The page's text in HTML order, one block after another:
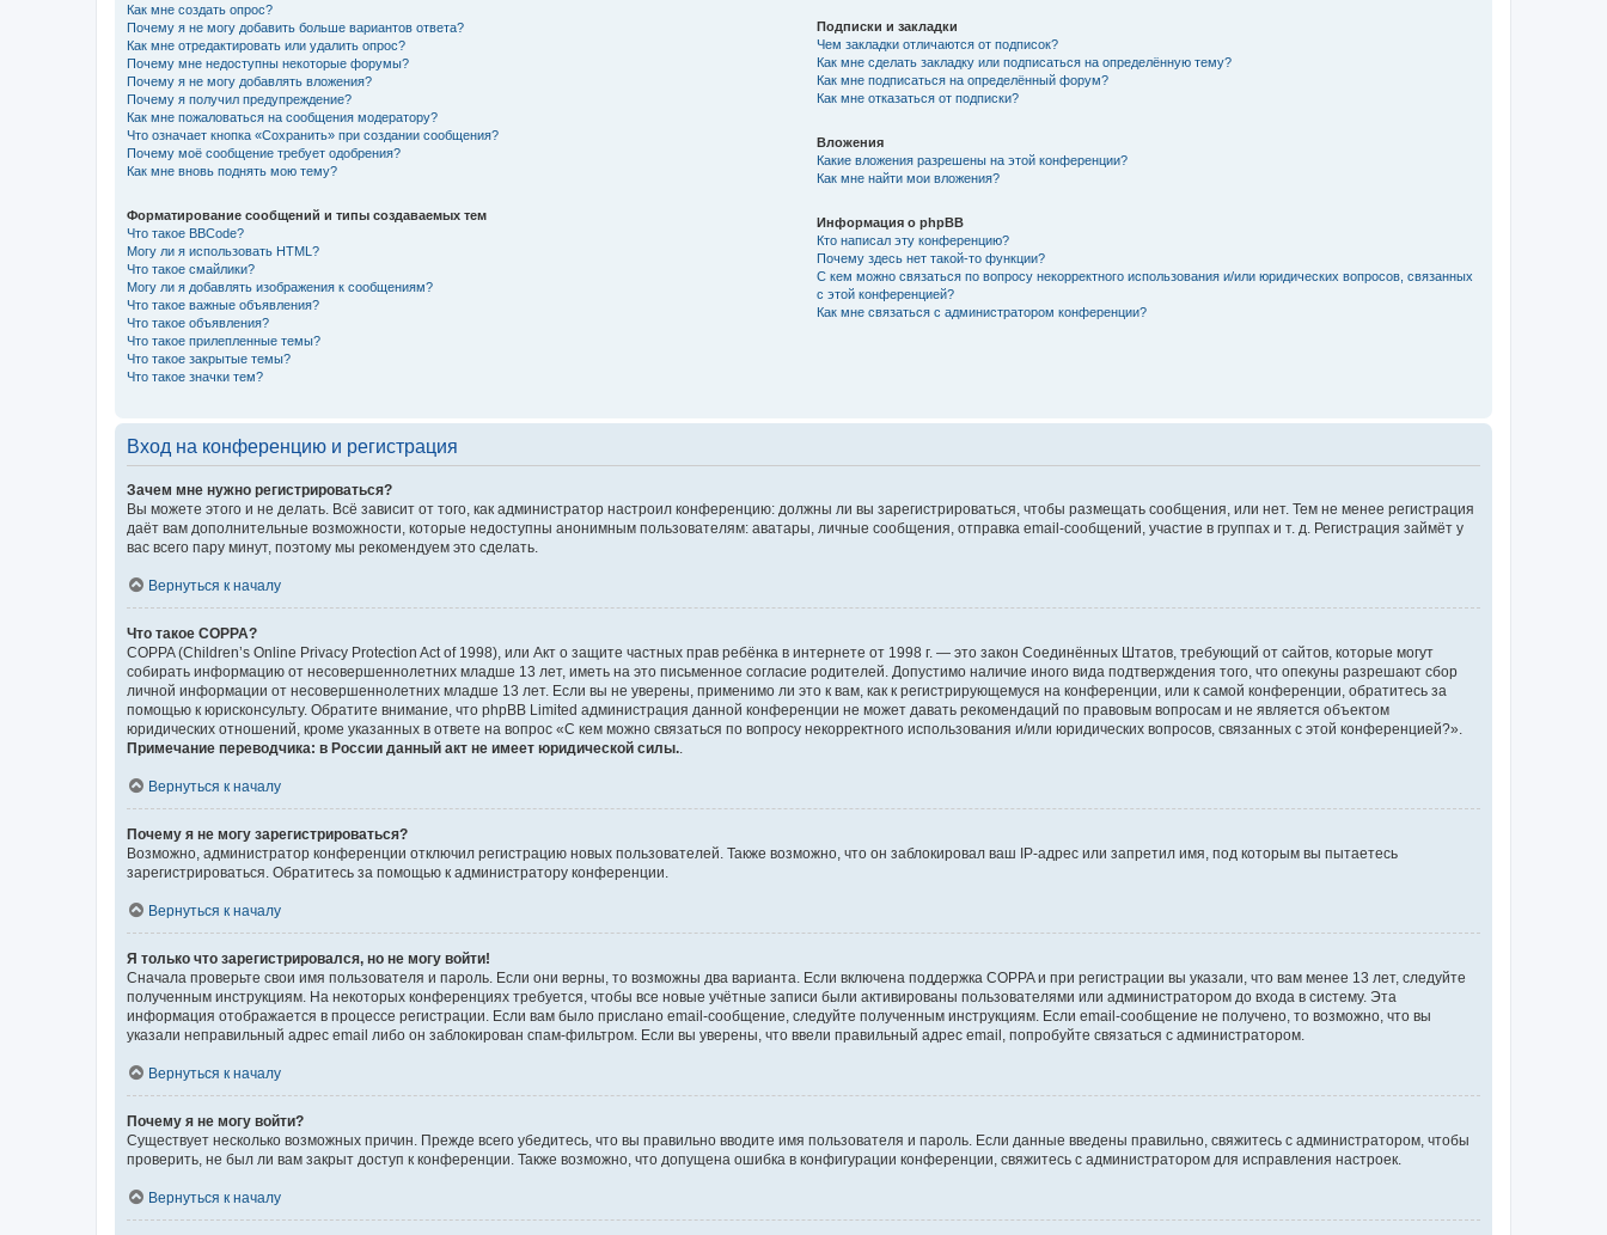
Как мне создать опрос?
Почему я не могу добавить больше вариантов ответа?
Как мне отредактировать или удалить опрос?
Почему мне недоступны некоторые форумы?
Почему я не могу добавлять вложения?
Почему я получил предупреждение?
Как мне пожаловаться на сообщения модератору?
Что означает кнопка «Сохранить» при создании сообщения?
Почему моё сообщение требует одобрения?
Как мне вновь поднять мою тему?
Форматирование сообщений и типы создаваемых тем
Что такое BBCode?
Могу ли я использовать HTML?
Что такое смайлики?
Могу ли я добавлять изображения к сообщениям?
Что такое важные объявления?
Что такое объявления?
Что такое прилепленные темы?
Что такое закрытые темы?
Что такое значки тем?
Подписки и закладки
Чем закладки отличаются от подписок?
Как мне сделать закладку или подписаться на определённую тему?
Как мне подписаться на определённый форум?
Как мне отказаться от подписки?
Вложения
Какие вложения разрешены на этой конференции?
Как мне найти мои вложения?
Информация о phpBB
Кто написал эту конференцию?
Почему здесь нет такой-то функции?
С кем можно связаться по вопросу некорректного использования и/или юридических вопросов, связанных
с этой конференцией?
Как мне связаться с администратором конференции?
Вход на конференцию и регистрация
Зачем мне нужно регистрироваться?
Вы можете этого и не делать. Всё зависит от того, как администратор настроил конференцию: должны ли вы зарегистрироваться, чтобы размещать сообщения, или нет. Тем не менее регистрация
даёт вам дополнительные возможности, которые недоступны анонимным пользователям: аватары, личные сообщения, отправка email-сообщений, участие в группах и т. д. Регистрация займёт у
вас всего пару минут, поэтому мы рекомендуем это сделать.
Вернуться к началу
Что такое COPPA?
COPPA (Children’s Online Privacy Protection Act of 1998), или Акт о защите частных прав ребёнка в интернете от 1998 г. — это закон Соединённых Штатов, требующий от сайтов, которые могут
собирать информацию от несовершеннолетних младше 13 лет, иметь на это письменное согласие родителей. Допустимо наличие иного вида подтверждения того, что опекуны разрешают сбор
личной информации от несовершеннолетних младше 13 лет. Если вы не уверены, применимо ли это к вам, как к регистрирующемуся на конференции, или к самой конференции, обратитесь за
помощью к юрисконсульту. Обратите внимание, что phpBB Limited администрация данной конференции не может давать рекомендаций по правовым вопросам и не является объектом
юридических отношений, кроме указанных в ответе на вопрос «С кем можно связаться по вопросу некорректного использования и/или юридических вопросов, связанных с этой конференцией?».
Примечание переводчика: в России данный акт не имеет юридической силы..
Вернуться к началу
Почему я не могу зарегистрироваться?
Возможно, администратор конференции отключил регистрацию новых пользователей. Также возможно, что он заблокировал ваш IP-адрес или запретил имя, под которым вы пытаетесь
зарегистрироваться. Обратитесь за помощью к администратору конференции.
Вернуться к началу
Я только что зарегистрировался, но не могу войти!
Сначала проверьте свои имя пользователя и пароль. Если они верны, то возможны два варианта. Если включена поддержка COPPA и при регистрации вы указали, что вам менее 13 лет, следуйте
полученным инструкциям. На некоторых конференциях требуется, чтобы все новые учётные записи были активированы пользователями или администратором до входа в систему. Эта
информация отображается в процессе регистрации. Если вам было прислано email-сообщение, следуйте полученным инструкциям. Если email-сообщение не получено, то возможно, что вы
указали неправильный адрес email либо он заблокирован спам-фильтром. Если вы уверены, что ввели правильный адрес email, попробуйте связаться с администратором.
Вернуться к началу
Почему я не могу войти?
Существует несколько возможных причин. Прежде всего убедитесь, что вы правильно вводите имя пользователя и пароль. Если данные введены правильно, свяжитесь с администратором, чтобы
проверить, не был ли вам закрыт доступ к конференции. Также возможно, что допущена ошибка в конфигурации конференции, свяжитесь с администратором для исправления настроек.
Вернуться к началу